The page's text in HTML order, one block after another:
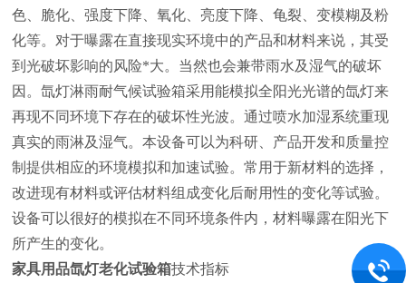
色、脆化、强度下降、氧化、亮度下降、龟裂、变模糊及粉
化等。对于曝露在直接现实环境中的产品和材料来说，其受
到光破坏影响的风险*大。当然也会兼带雨水及湿气的破坏
因。氙灯淋雨耐气候试验箱采用能模拟全阳光光谱的氙灯来
再现不同环境下存在的破坏性光波。通过喷水加湿系统重现
真实的雨淋及湿气。本设备可以为科研、产品开发和质量控
制提供相应的环境模拟和加速试验。常用于新材料的选择，
改进现有材料或评估材料组成变化后耐用性的变化等试验。
设备可以很好的模拟在不同环境条件内，材料曝露在阳光下
所产生的变化。
家具用品氙灯老化试验箱技术指标